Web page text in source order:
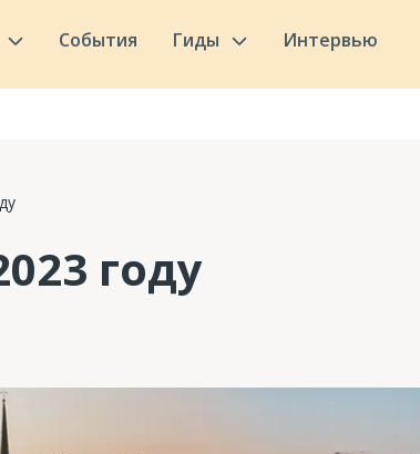
События Гиды Интервью
году